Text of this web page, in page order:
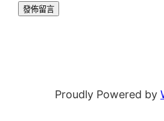
Proudly Powered by